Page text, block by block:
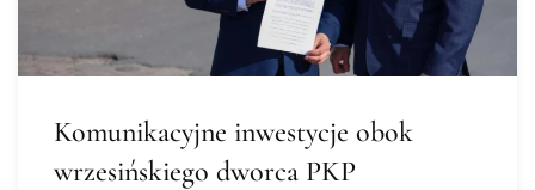
Komunikacyjne inwestycje obok
wrzesińskiego dworca PKP